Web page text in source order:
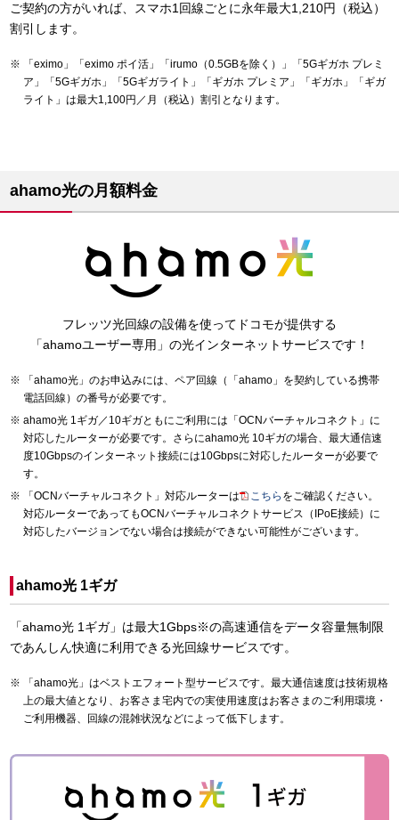
ご契約の方がいれば、スマホ1回線ごとに永年最大1,210円（税込）
割引します。
「eximo」「eximo ポイ活」「irumo（0.5GBを除く）」「5Gギガホ プレミ
ア」「5Gギガホ」「5Gギガライト」「ギガホ プレミア」「ギガホ」「ギガ
ライト」は最大1,100円／月（税込）割引となります。
ahamo光の月額料金
フレッツ光回線の設備を使ってドコモが提供する
「ahamoユーザー専用」の光インターネットサービスです！
「ahamo光」のお申込みには、ペア回線（「ahamo」を契約している携帯
電話回線）の番号が必要です。
ahamo光 1ギガ／10ギガともにご利用には「OCNバーチャルコネクト」に
対応したルーターが必要です。さらにahamo光 10ギガの場合、最大通信速
度10Gbpsのインターネット接続には10Gbpsに対応したルーターが必要で
す。
「OCNバーチャルコネクト」対応ルーターは
こちら をご確認ください。
対応ルーターであってもOCNバーチャルコネクトサービス（IPoE接続）に
対応したバージョンでない場合は接続ができない可能性がございます。
ahamo光 1ギガ
「ahamo光 1ギガ」は最大1Gbps※の高速通信をデータ容量無制限
であんしん快適に利用できる光回線サービスです。
「ahamo光」はベストエフォート型サービスです。最大通信速度は技術規格
上の最大値となり、お客さま宅内での実使用速度はお客さまのご利用環境・
ご利用機器、回線の混雑状況などによって低下します。